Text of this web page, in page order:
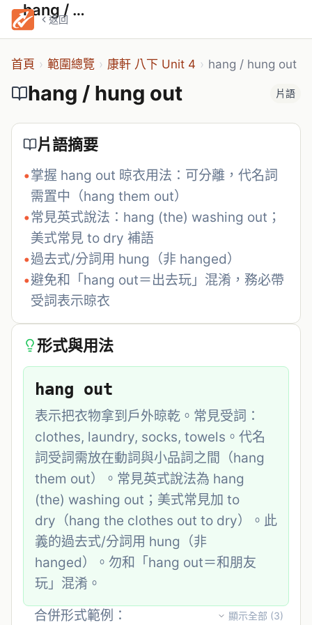
返回 hang / hung out
首頁 › 範圍總覽 › 康軒 八下 Unit 4 › hang / hung out
hang / hung out 片語
片語摘要
•掌握 hang out 晾衣用法：可分離，代名詞
需置中（hang them out）
•常見英式說法：hang (the) washing out；
美式常見 to dry 補語
•過去式/分詞用 hung（非 hanged）
•避免和「hang out＝出去玩」混淆，務必帶
受詞表示晾衣
形式與用法
hang out
表示把衣物拿到戶外晾乾。常見受詞：
clothes, laundry, socks, towels。代名
詞受詞需放在動詞與小品詞之間（hang
them out）。常見英式說法為 hang
(the) washing out；美式常見加 to
dry（hang the clothes out to dry）。此
義的過去式/分詞用 hung（非
hanged）。勿和「hang out＝和朋友
玩」混淆。
合併形式範例：
顯示全部 (3)